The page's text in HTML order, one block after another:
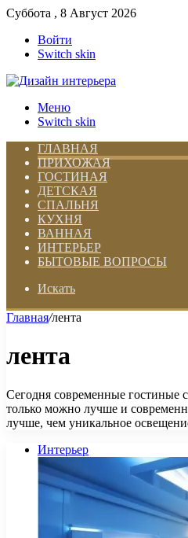
Суббота , 8 Август 2026
Войти
Switch skin
Меню
Switch skin
ГЛАВНАЯ
ПРИХОЖАЯ
ГОСТИНАЯ
ДЕТСКАЯ
СПАЛЬНЯ
КУХНЯ
ВАННАЯ
ИНТЕРЬЕР
БЫТОВЫЕ ВОПРОСЫ
Искать
Главная/лента
лента
Сегодня современные гостиные
только можно лучше и
лучше, чем уникальное
Интерьер